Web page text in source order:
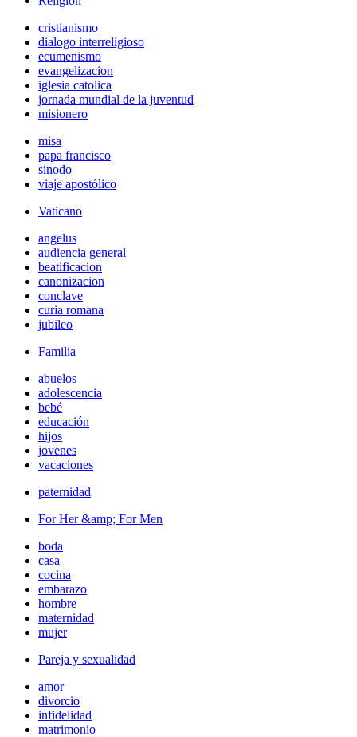
cristianismo
dialogo interreligioso
ecumenismo
evangelizacion
iglesia catolica
jornada mundial de la juventud
misionero
misa
papa francisco
sinodo
viaje apostólico
Vaticano
angelus
audiencia general
beatificacion
canonizacion
conclave
curia romana
jubileo
Familia
abuelos
adolescencia
bebé
educación
hijos
jovenes
vacaciones
paternidad
For Her &amp; For Men
boda
casa
cocina
embarazo
hombre
maternidad
mujer
Pareja y sexualidad
amor
divorcio
infidelidad
matrimonio